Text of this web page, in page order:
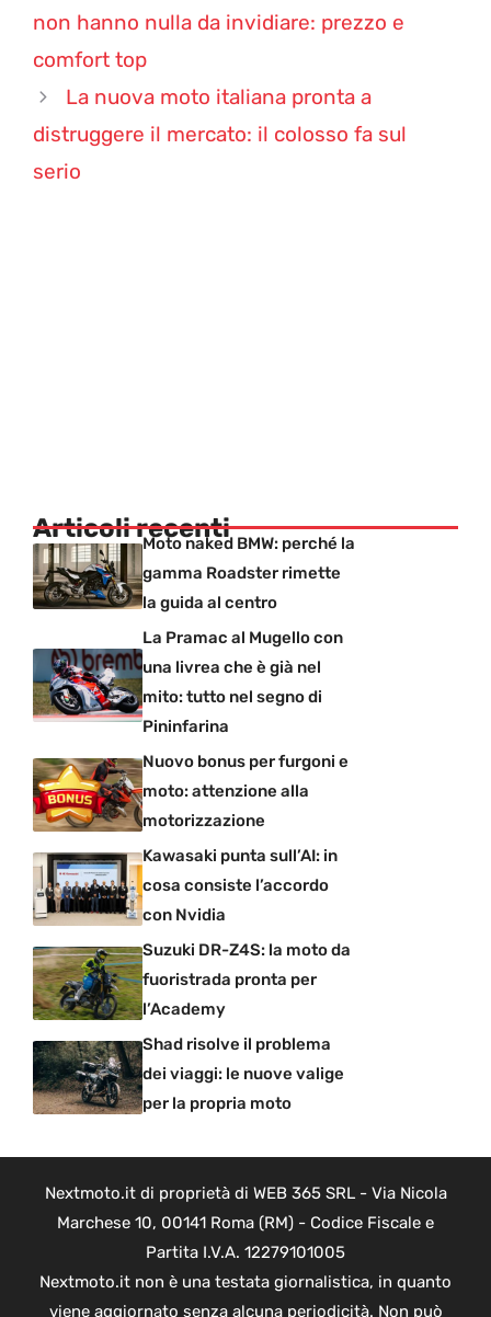
non hanno nulla da invidiare: prezzo e
comfort top
La nuova moto italiana pronta a
distruggere il mercato: il colosso fa sul
serio
Articoli recentiMoto naked BMW: perché la
gamma Roadster rimette
la guida al centro
La Pramac al Mugello con
una livrea che è già nel
mito: tutto nel segno di
Pininfarina
Nuovo bonus per furgoni e
moto: attenzione alla
motorizzazione
Kawasaki punta sull’AI: in
cosa consiste l’accordo
con Nvidia
Suzuki DR-Z4S: la moto da
fuoristrada pronta per
l’Academy
Shad risolve il problema
dei viaggi: le nuove valige
per la propria moto
Nextmoto.it di proprietà di WEB 365 SRL - Via Nicola
Marchese 10, 00141 Roma (RM) - Codice Fiscale e
Partita I.V.A. 12279101005
Nextmoto.it non è una testata giornalistica, in quanto
viene aggiornato senza alcuna periodicità. Non può